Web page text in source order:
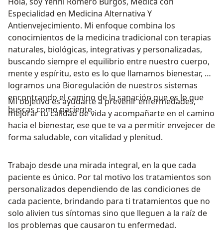
Especialidad en Medicina Alternativa Y
Antienvejecimiento. Mi enfoque combina los
conocimientos de la medicina tradicional con terapias
naturales, biológicas, integrativas y personalizadas,
buscando siempre el equilibrio entre nuestro cuerpo,
mente y espíritu, esto es lo que llamamos bienestar, así
logramos una Bioregulación de nuestros sistemas
encontrando el camino de la sanación que es lo que
buscas como paciente.
Mi objetivo es ayudarte a prevenir enfermedades,
mejorar tu calidad de vida y acompañarte en el camino
hacia el bienestar, ese que te va a permitir envejecer de
forma saludable, con vitalidad y plenitud.
Trabajo desde una mirada integral, en la que cada
paciente es único. Por tal motivo los tratamientos son
personalizados dependiendo de las condiciones de
cada paciente, brindando para ti tratamientos que no
solo alivien tus síntomas sino que lleguen a la raíz de
los problemas que causaron tu enfermedad.